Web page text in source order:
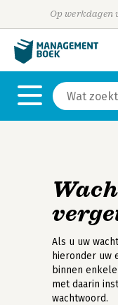
Op werkdagen
Als u uw
hieronder uw
binnen
met daarin
wachtwoord.